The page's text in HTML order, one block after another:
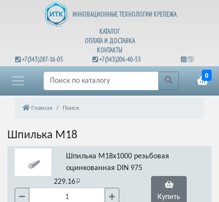
ИННОВАЦИОННЫЕ ТЕХНОЛОГИИ КРЕПЕЖА
КАТАЛОГ
ОПЛАТА И ДОСТАВКА
КОНТАКТЫ
+7(343)287-16-05
+7(343)206-40-53
0
Главная Поиск
Шпилька М18
Шпилька М18х1000 резьбовая
оцинкованная DIN 975
229.16
Купить